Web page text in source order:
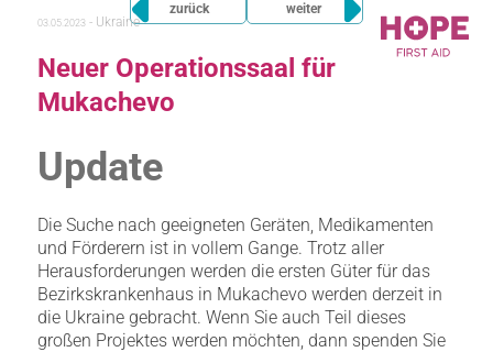
zurück weiter
03.05.2023 - Ukraine
Neuer Operationssaal für
Mukachevo
Update
Die Suche nach geeigneten Geräten, Medikamenten
und Förderern ist in vollem Gange. Trotz aller
Herausforderungen werden die ersten Güter für das
Bezirkskrankenhaus in Mukachevo werden derzeit in
die Ukraine gebracht. Wenn Sie auch Teil dieses
großen Projektes werden möchten, dann spenden Sie